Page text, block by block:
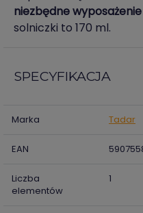
niezbędne
solniczki to 170 ml.
SPECYFIKACJA
Marka Tadar
EAN
Liczba
elementów
1